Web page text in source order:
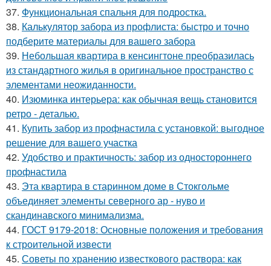
37. Функциональная спальня для подростка.
38. Калькулятор забора из профлиста: быстро и точно
подберите материалы для вашего забора
39. Небольшая квартира в кенсингтоне преобразилась
из стандартного жилья в оригинальное пространство с
элементами неожиданности.
40. Изюминка интерьера: как обычная вещь становится
ретро - деталью.
41. Купить забор из профнастила с установкой: выгодное
решение для вашего участка
42. Удобство и практичность: забор из одностороннего
профнастила
43. Эта квартира в старинном доме в Стокгольме
объединяет элементы северного ар - нуво и
скандинавского минимализма.
44. ГОСТ 9179-2018: Основные положения и требования
к строительной извести
45. Советы по хранению известкового раствора: как